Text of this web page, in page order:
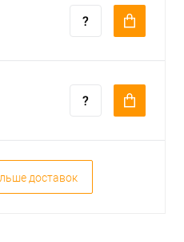
доставок